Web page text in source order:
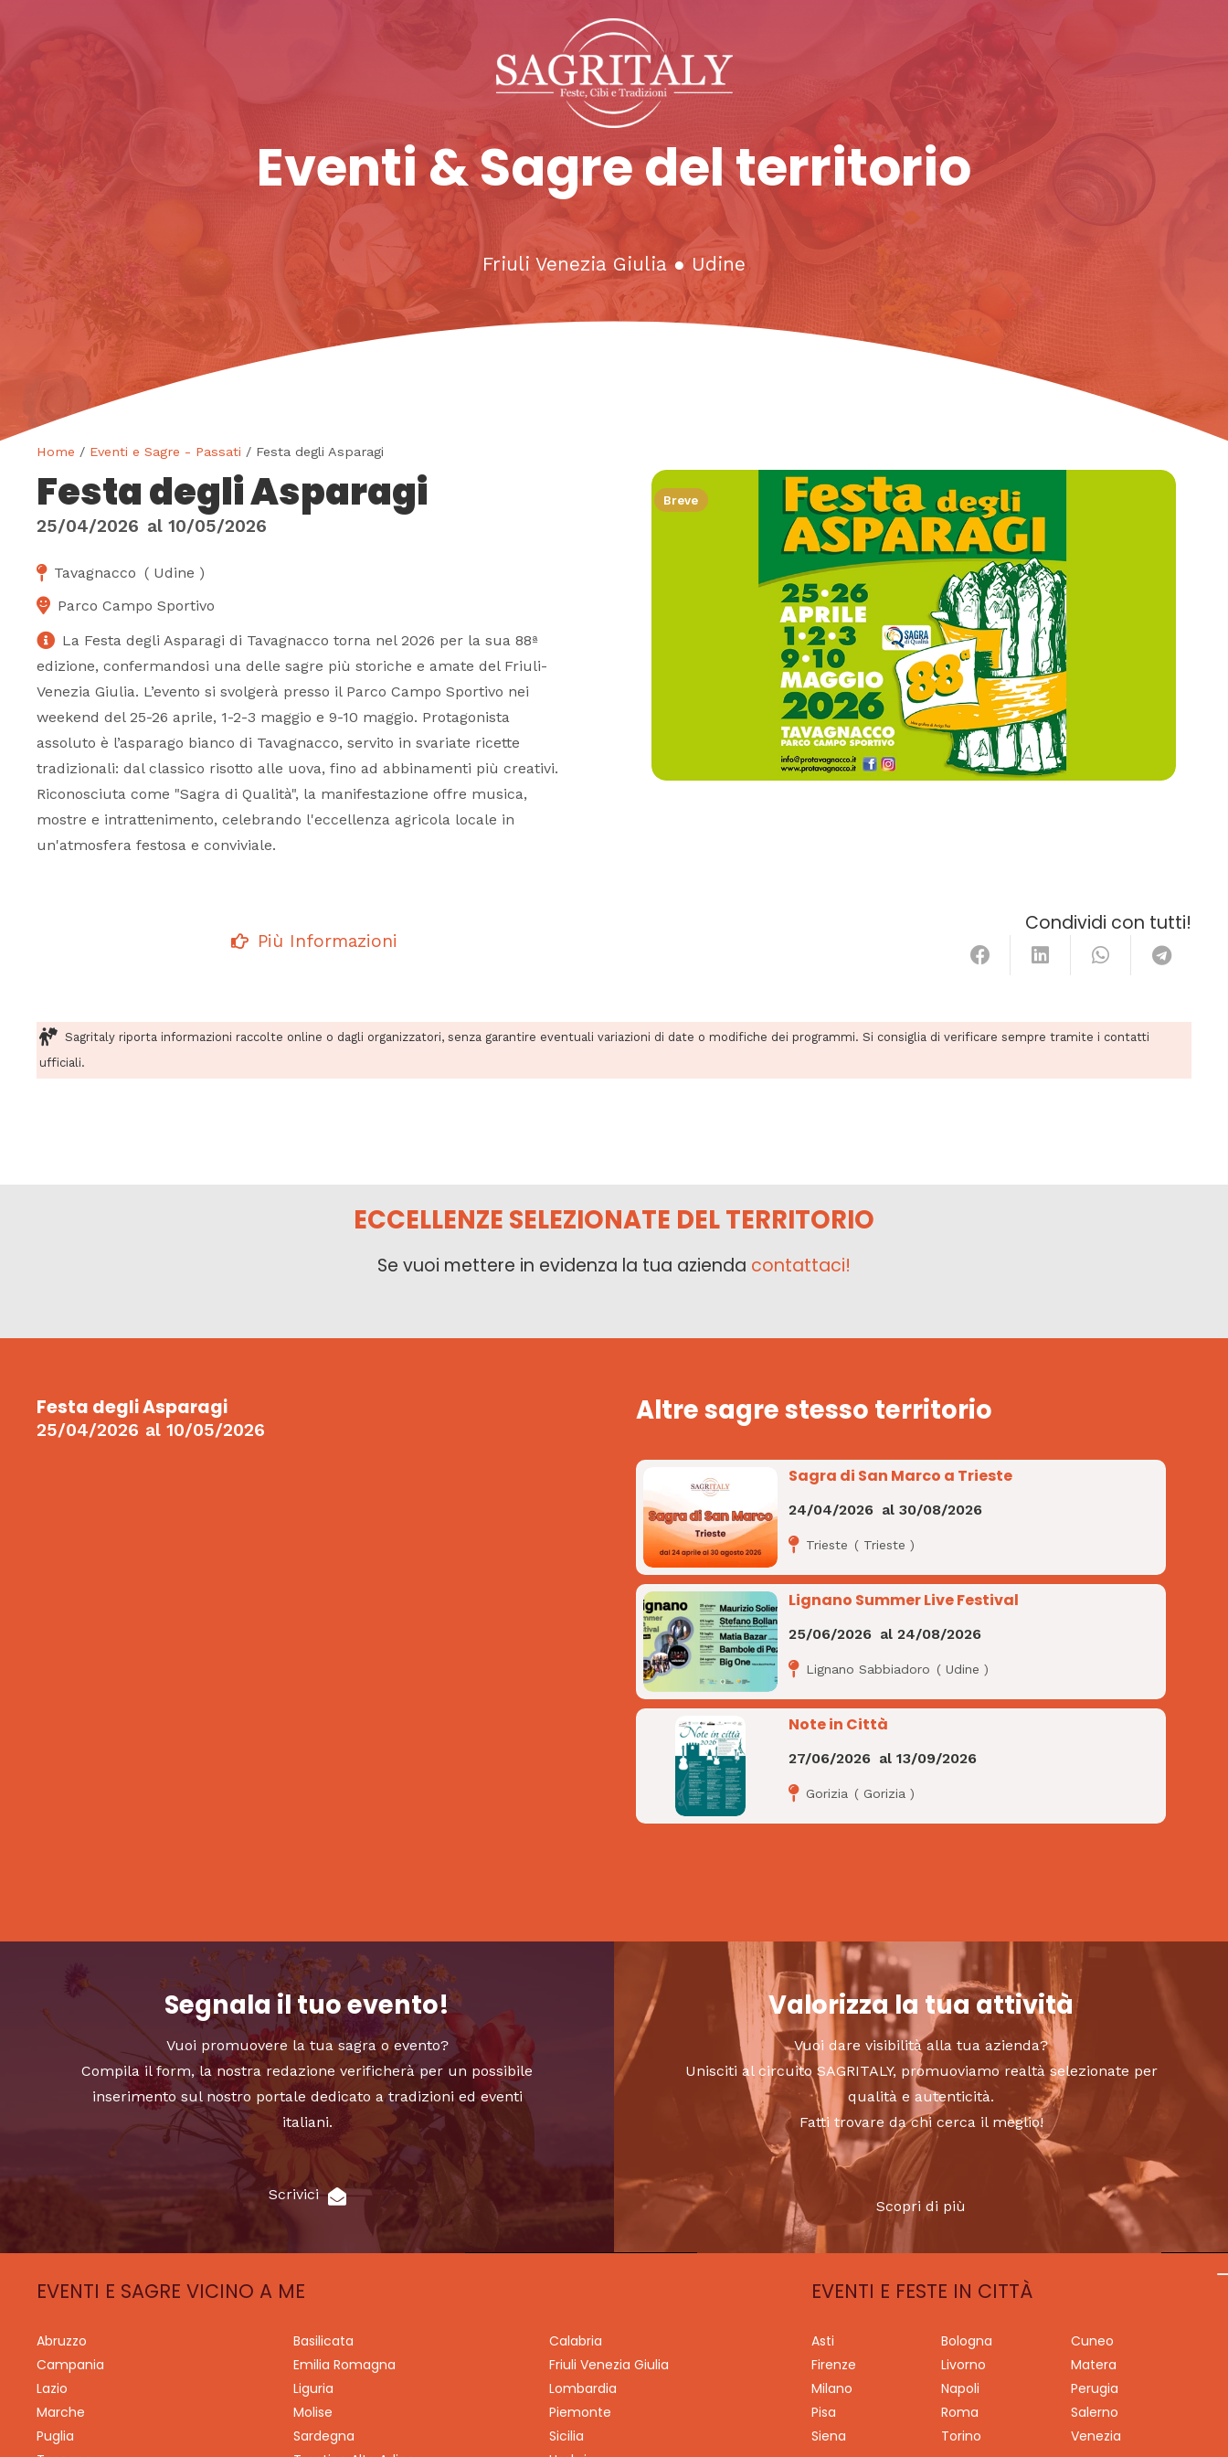
Eventi & Sagre del territorio
Friuli Venezia Giulia ● Udine
Home / Eventi e Sagre - Passati / Festa degli Asparagi
Festa degli Asparagi
25/04/2026 al 10/05/2026
Tavagnacco ( Udine )
Parco Campo Sportivo
La Festa degli Asparagi di Tavagnacco torna nel 2026 per la sua 88ª
edizione, confermandosi una delle sagre più storiche e amate del Friuli-
Venezia Giulia. L’evento si svolgerà presso il Parco Campo Sportivo nei
weekend del 25-26 aprile, 1-2-3 maggio e 9-10 maggio. Protagonista
assoluto è l’asparago bianco di Tavagnacco, servito in svariate ricette
tradizionali: dal classico risotto alle uova, fino ad abbinamenti più creativi.
Riconosciuta come "Sagra di Qualità", la manifestazione offre musica,
mostre e intrattenimento, celebrando l'eccellenza agricola locale in
un'atmosfera festosa e conviviale.
Breve
Più Informazioni
Condividi con tutti!
Sagritaly riporta informazioni raccolte online o dagli organizzatori, senza garantire eventuali variazioni di date o modifiche dei programmi. Si consiglia di verificare sempre tramite i contatti
ufficiali.
ECCELLENZE SELEZIONATE DEL TERRITORIO
Se vuoi mettere in evidenza la tua azienda contattaci!
Festa degli Asparagi
25/04/2026 al 10/05/2026
Altre sagre stesso territorio
Sagra di San Marco a Trieste
24/04/2026 al30/08/2026
Trieste ( Trieste )
Lignano Summer Live Festival
25/06/2026 al24/08/2026
Lignano Sabbiadoro (Udine )
Note in Città
27/06/2026 al13/09/2026
Gorizia ( Gorizia )
Segnala il tuo evento!
Vuoi promuovere la tua sagra o evento?
Compila il form, la nostra redazione verificherà per un possibile
inserimento sul nostro portale dedicato a tradizioni ed eventi
italiani.
Scrivici
Valorizza la tua attività
Vuoi dare visibilità alla tua azienda?
Unisciti al circuito SAGRITALY, promuoviamo realtà selezionate per
qualità e autenticità.
Fatti trovare da chi cerca il meglio!
Scopri di più
EVENTI E SAGRE VICINO A ME
Abruzzo Basilicata
Calabria
Campania
Emilia Romagna
Friuli Venezia Giulia
Lazio
Liguria
Lombardia
Marche
Molise
Piemonte
Puglia
Sardegna
Sicilia
EVENTI E FESTE IN CITTÀ
Asti Bologna
Cuneo
Firenze
Livorno
Matera
Milano
Napoli
Perugia
Pisa
Roma
Salerno
Siena
Torino Venezia